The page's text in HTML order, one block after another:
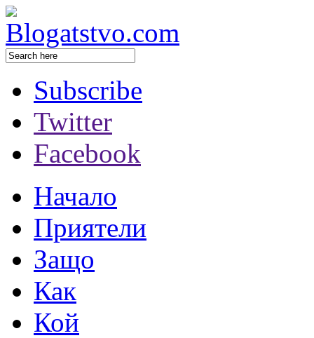
Subscribe
Twitter
Facebook
Начало
Приятели
Защо
Как
Кой